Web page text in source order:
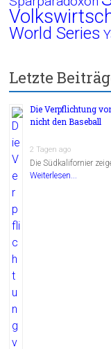
World Series
Letzte
Die Verpflichtung
nicht den Baseball
2 Tagen ago
Die Südkalifornier
Weiterlesen...